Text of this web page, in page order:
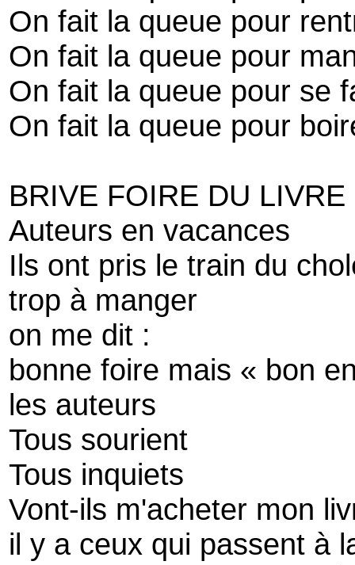
On fait la queue pour
On fait la queue pour
On fait la queue pour se
On fait la queue pour
BRIVE FOIRE DU LIVRE
Auteurs en vacances
Ils ont pris le train du
trop à manger
on me dit :
bonne foire mais « bon
les auteurs
Tous sourient
Tous inquiets
Vont-ils m'acheter mon
il y a ceux qui passent à